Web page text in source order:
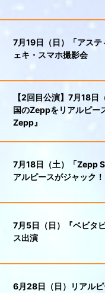
7月19日（日）「アス
ェキ・スマホ撮影会
【2回目公演】7月18
国のZeppをリアルピー
Zepp』
7月18日（土）「Zepp
アルピースがジャック
7月5日（日）『ベビタ
ス出演
6月28日（日）リアル